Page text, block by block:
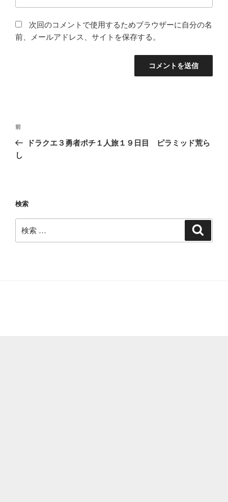
次回のコメントで使用するためブラウザーに自分の名
前、メールアドレス、サイトを保存する。
投
ナ
シ
ョ
ン
過
去
の
前
ドラクエ３勇者ポチ１人旅１９日目 ピラミッド荒ら
し
検索
索: